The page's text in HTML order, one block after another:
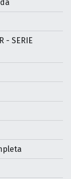
- SERIE